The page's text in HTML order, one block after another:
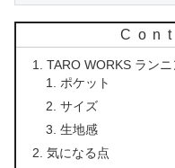
TARO WORKS ラン
ポケット
サイズ
生地感
気になる点